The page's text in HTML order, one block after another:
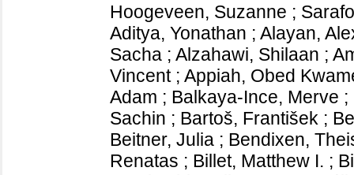
Hoogeveen, Suzanne ;
Aditya, Yonathan ; Alayan,
Sacha ; Alzahawi, Shilaan ;
Vincent; Appiah, Obed
Adam ; Balkaya-Ince, Merve ;
Sachin ; Bartoš, František ;
Beitner, Julia ; Bendixen,
Renatas ; Billet, Matthew I. ;